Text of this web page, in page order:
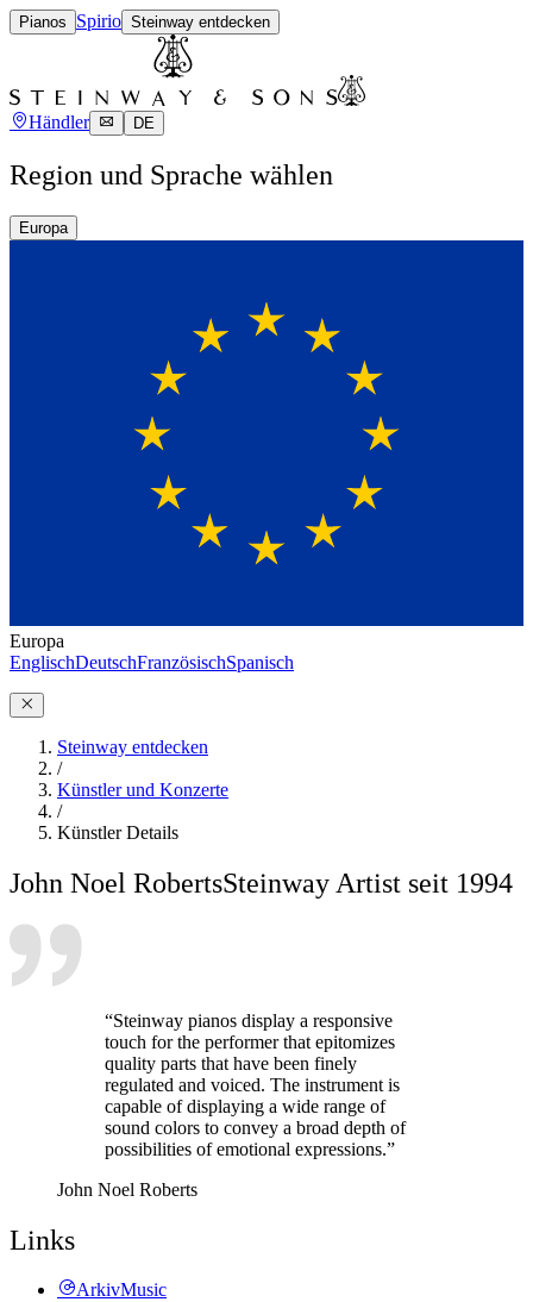
Pianos Spirio Steinway entdecken
Händler DE
Region und Sprache wählen
Europa
Europa
EnglischDeutschFranzösischSpanisch
Steinway entdecken
/
Künstler und Konzerte
/
Künstler Details
John Noel RobertsSteinway Artist seit 1994
“Steinway pianos display a responsive
touch for the performer that epitomizes
quality parts that have been finely
regulated and voiced. The instrument is
capable of displaying a wide range of
sound colors to convey a broad depth of
possibilities of emotional expressions.”
John Noel Roberts
Links
ArkivMusic